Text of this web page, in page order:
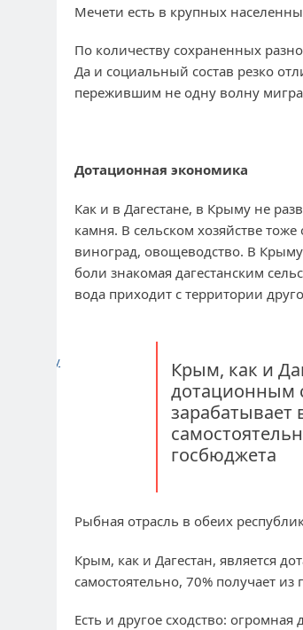
Мечети есть в крупных
По количеству сохраненных
Да и социальный состав резко
пережившим не одну волну
Дотационная экономика
Как и в Дагестане, в Крыму не
камня. В сельском хозяйстве
виноград, овощеводство. В Крыму
боли знакомая дагестанским
вода приходит с территории
цитату
Крым, как и
дотационным
зарабатывает
госбюджета
Рыбная отрасль в обеих
Крым, как и Дагестан, является
самостоятельно, 70% получает из
Есть и другое сходство: